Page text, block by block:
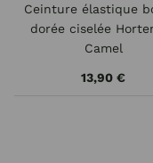
Ceinture élastique
dorée ciselée
Camel
13,90 €